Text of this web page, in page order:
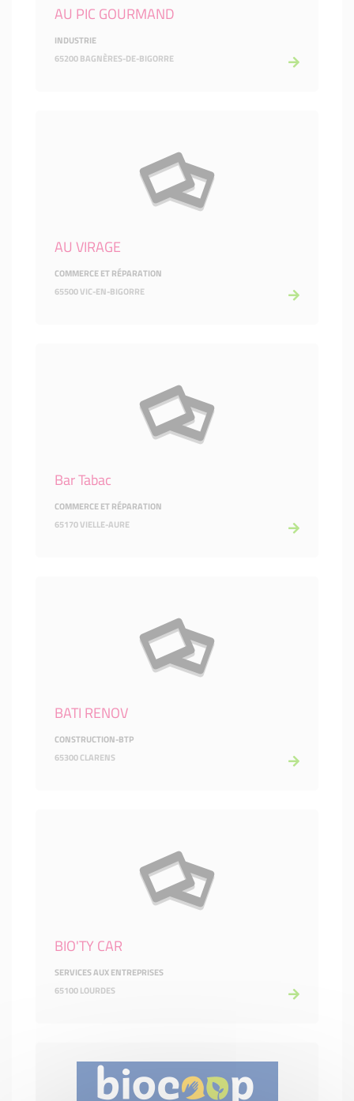
AU PIC GOURMAND
INDUSTRIE
65200 BAGNÈRES-DE-BIGORRE
AU VIRAGE
COMMERCE ET RÉPARATION
65500 VIC-EN-BIGORRE
Bar Tabac
COMMERCE ET RÉPARATION
65170 VIELLE-AURE
BATI RENOV
CONSTRUCTION-BTP
65300 CLARENS
BIO'TY CAR
SERVICES AUX ENTREPRISES
65100 LOURDES